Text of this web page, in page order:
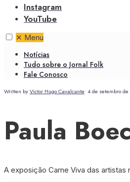
Instagram
YouTube
✕ Menu
Notícias
Tudo sobre o Jornal Folk
Fale Conosco
Written byVictor Hugo Cavalcante• 4 de setembro
Paula
A exposição Carne Viva das